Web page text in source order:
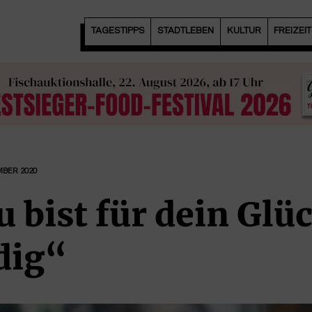
TAGESTIPPS STADTLEBEN KULTUR
2020
bist für dein